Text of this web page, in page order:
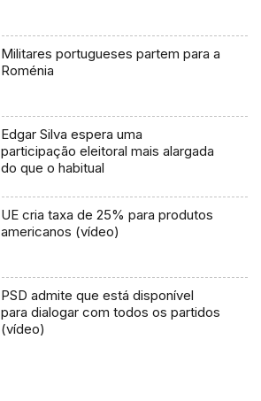
Militares portugueses partem para a
Roménia
Edgar Silva espera uma
participação eleitoral mais alargada
do que o habitual
UE cria taxa de 25% para produtos
americanos (vídeo)
PSD admite que está disponível
para dialogar com todos os partidos
(vídeo)